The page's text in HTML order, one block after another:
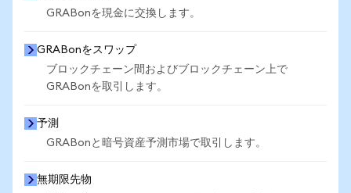
GRABonを現金に交換します。
GRABonをスワップ
ブロックチェーン間およびブロックチェーン上で
GRABonを取引します。
予測
GRABonと暗号資産予測市場で取引します。
無期限先物